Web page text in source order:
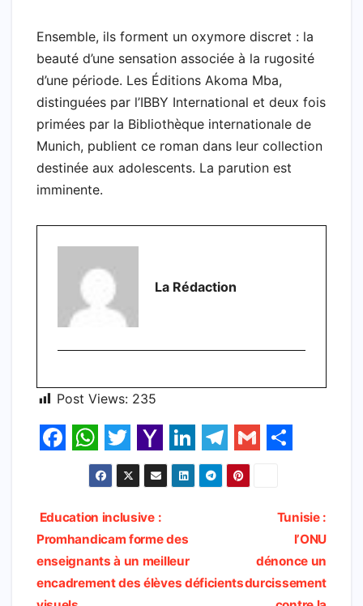
Ensemble, ils forment un oxymore discret : la
beauté d’une sensation associée à la rugosité
d’une période. Les Éditions Akoma Mba,
distinguées par l’IBBY International et deux fois
primées par la Bibliothèque internationale de
Munich, publient ce roman dans leur collection
destinée aux adolescents. La parution est
imminente.
La Rédaction
Post Views: 235
c
e
b
o
W
a
t
s
A
T
w
i
t
t
e
Y
a
h
o
o
M
L
i
k
e
d
T
e
r
G
m
a
e
Navigation
de
l’article
Tunisie :
l’ONU
dénonce un
durcissement
Education inclusive :
Promhandicam forme des
enseignants à un meilleur
encadrement des élèves déficients